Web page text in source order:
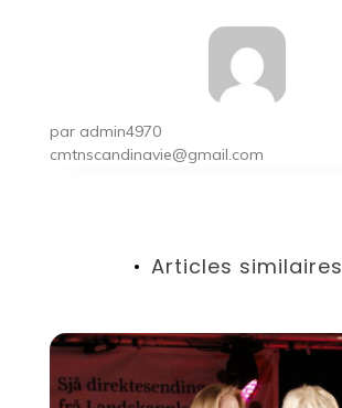
par admin4970
cmtnscandinavie@gmail.com
Articles similaires